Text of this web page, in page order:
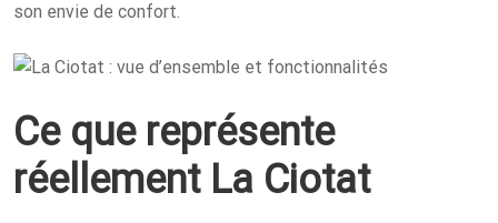
son envie de confort.
Ce que représente
réellement La Ciotat